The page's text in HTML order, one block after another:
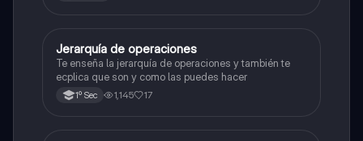
Matemáticas
Jerarquía de operaciones
Te enseña la jerarquía de operaciones y también te
ecplica que son y como las puedes hacer
1º Sec 1,145 17